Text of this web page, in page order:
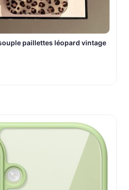
paillettes léopard vintage